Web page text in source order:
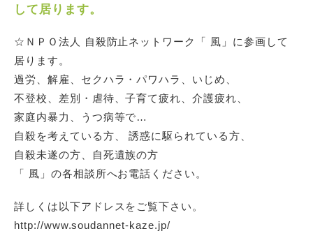
して居ります。
☆ＮＰＯ法人 自殺防止ネットワーク「 風」に参画して
居ります。
過労、解雇、セクハラ・パワハラ、いじめ、
不登校、差別・虐待、子育て疲れ、介護疲れ、
家庭内暴力、うつ病等で…
自殺を考えている方、 誘惑に駆られている方、
自殺未遂の方、自死遺族の方
「 風」の各相談所へお電話ください。
詳しくは以下アドレスをご覧下さい。
http://www.soudannet-kaze.jp/